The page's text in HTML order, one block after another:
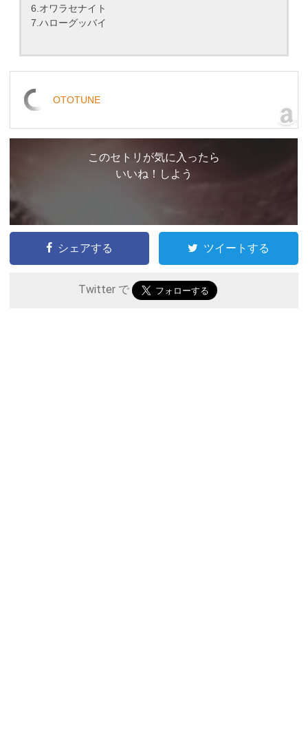
6.オワラセナイト
7.ハローグッバイ
OTOTUNE
このセトリが気に入ったら
いいね！しよう
シェアする ツイートする
Twitter で